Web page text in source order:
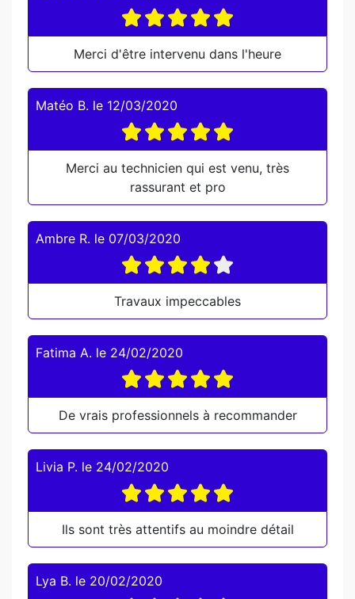
Merci d'être intervenu dans l'heure
Matéo B. le 12/03/2020
Merci au technicien qui est venu, très
rassurant et pro
Ambre R. le 07/03/2020
Travaux impeccables
Fatima A. le 24/02/2020
De vrais professionnels à recommander
Livia P. le 24/02/2020
Ils sont très attentifs au moindre détail
Lya B. le 20/02/2020